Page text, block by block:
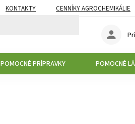
KONTAKTY CENNÍKY AGROCHEMIKÁLIE
POMOCNÉ PRÍPRAVKY POMOCNÉ